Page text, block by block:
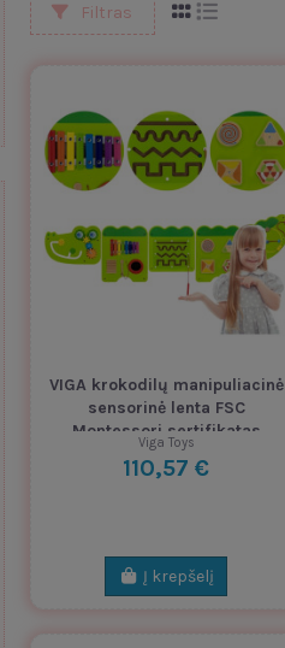
Filtras
VIGA krokodilų manipuliacinė
sensorinė lenta FSC
Montessori sertifikatas
Viga Toys
110,57 €
Į krepšelį